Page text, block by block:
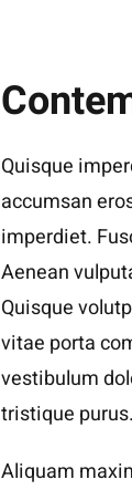
Quisque
accumsan
imperdiet.
Aenean
Quisque
vitae porta
vestibulum
tristique purus.
Aliquam